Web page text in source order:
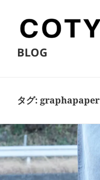
BLOG
タグ: graphapaper